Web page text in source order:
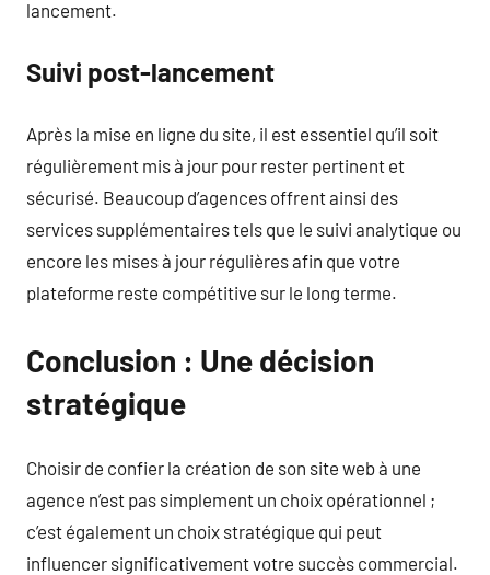
lancement.
Suivi post-lancement
Après la mise en ligne du site, il est essentiel qu’il soit
régulièrement mis à jour pour rester pertinent et
sécurisé. Beaucoup d’agences offrent ainsi des
services supplémentaires tels que le suivi analytique ou
encore les mises à jour régulières afin que votre
plateforme reste compétitive sur le long terme.
Conclusion : Une décision
stratégique
Choisir de confier la création de son site web à une
agence n’est pas simplement un choix opérationnel ;
c’est également un choix stratégique qui peut
influencer significativement votre succès commercial.